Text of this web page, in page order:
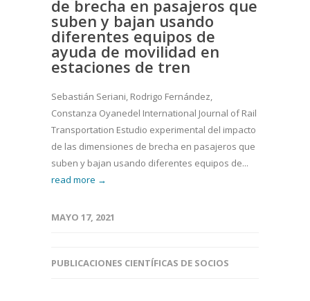
de brecha en pasajeros que
suben y bajan usando
diferentes equipos de
ayuda de movilidad en
estaciones de tren
Sebastián Seriani, Rodrigo Fernández,
Constanza Oyanedel International Journal of Rail
Transportation Estudio experimental del impacto
de las dimensiones de brecha en pasajeros que
suben y bajan usando diferentes equipos de...
read more →
MAYO 17, 2021
PUBLICACIONES CIENTÍFICAS DE SOCIOS